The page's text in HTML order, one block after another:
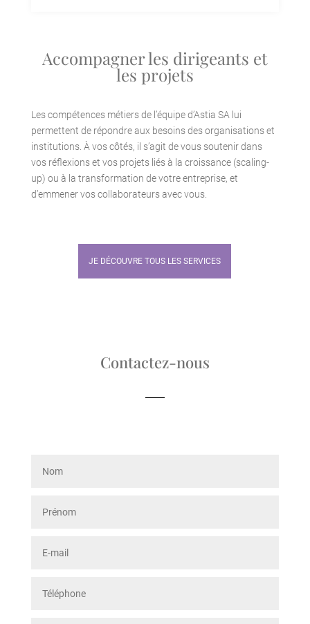
Accompagner les dirigeants et
les projets
Les compétences métiers de l’équipe d’Astia SA lui
permettent de répondre aux besoins des organisations et
institutions. À vos côtés, il s’agit de vous soutenir dans
vos réflexions et vos projets liés à la croissance (scaling-
up) ou à la transformation de votre entreprise, et
d’emmener vos collaborateurs avec vous.
JE DÉCOUVRE TOUS LES SERVICES
Contactez-nous